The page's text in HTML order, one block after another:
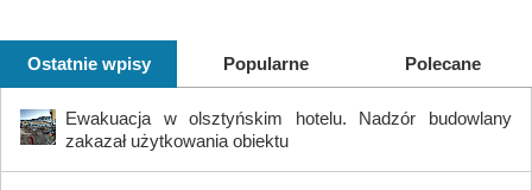
Ostatnie wpisy Popularne Polecane
Ewakuacja w olsztyńskim hotelu. Nadzór budowlany
zakazał użytkowania obiektu